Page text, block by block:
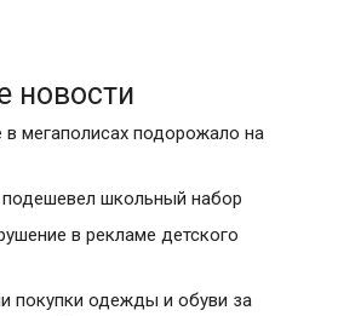
новости
в мегаполисах подорожало на
школьный набор
в рекламе детского
покупки одежды и обуви за